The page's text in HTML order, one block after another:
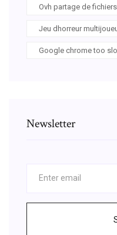
Ovh partage de
Jeu dhorreur
Google chrome too
Newsletter